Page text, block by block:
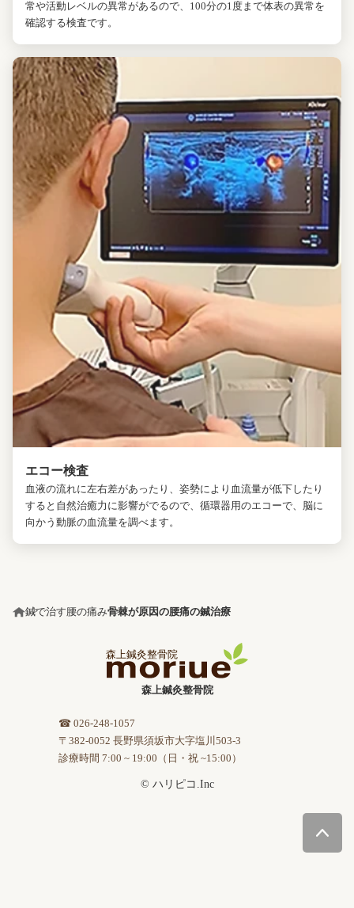
常や活動レベルの異常があるので、100分の1度まで体表の異常を
確認する検査です。
エコー検査
血液の流れに左右差があったり、姿勢により血流量が低下したり
すると自然治癒力に影響がでるので、循環器用のエコーで、脳に
向かう動脈の血流量を調べます。
鍼で治す腰の痛み骨棘が原因の腰痛の鍼治療
森上鍼灸整骨院
☎ 026-248-1057
〒382-0052 長野県須坂市大字塩川503-3
診療時間 7:00 ~ 19:00（日・祝 ~15:00）
© ハリピコ.Inc